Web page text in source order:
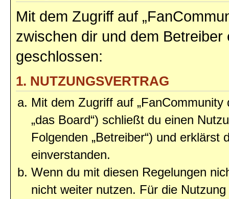
Mit dem Zugriff auf
zwischen dir und dem
geschlossen:
1. NUTZUNGSVERTRAG
Mit dem Zugriff auf
„das Board“) schließt du einen
Folgenden „Betreiber“) und
einverstanden.
Wenn du mit diesen Regelungen
nicht weiter nutzen. Für die